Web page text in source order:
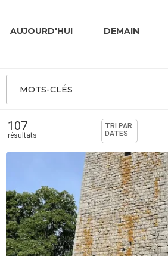
AUJOURD'HUI DEMAIN
MOTS-CLÉS
107
résultats
TRI PAR
DATES